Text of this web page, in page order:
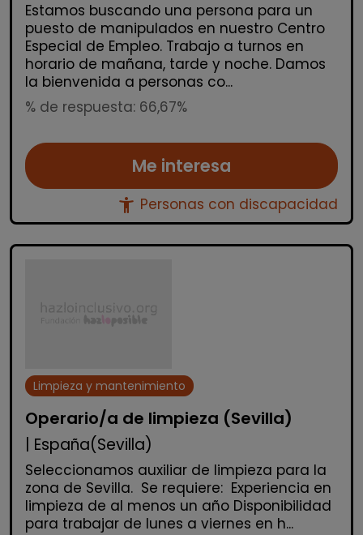
Estamos buscando una persona para un
puesto de manipulados en nuestro Centro
Especial de Empleo. Trabajo a turnos en
horario de mañana, tarde y noche. Damos
la bienvenida a personas co...
% de respuesta: 66,67%
Me interesa
accessibility_new Personas con discapacidad
Limpieza y mantenimiento
Operario/a de limpieza (Sevilla)
| España(Sevilla)
Seleccionamos auxiliar de limpieza para la
zona de Sevilla. Se requiere: Experiencia en
limpieza de al menos un año Disponibilidad
para trabajar de lunes a viernes en h...